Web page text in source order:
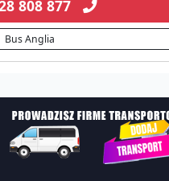
808 877
Bus Anglia